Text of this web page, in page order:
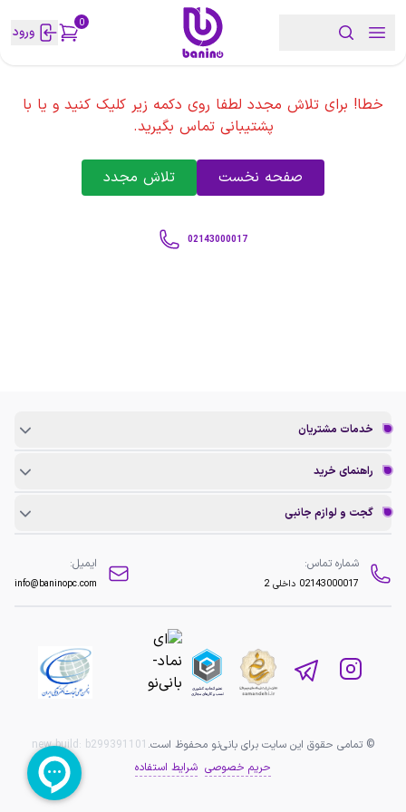
0 ورود
خطا! برای تلاش مجدد لطفا روی دکمه زیر کلیک کنید و یا با
پشتیبانی تماس بگیرید.
صفحه نخست تلاش مجدد
02143000017
خدمات مشتریان
راهنمای خرید
گجت و لوازم جانبی
شماره تماس:
02143000017 داخلی 2
ایمیل:
info@baninopc.com
© تمامی حقوق این سایت برای بانی‌نو محفوظ است. new build: b299391101
حریم خصوصی شرایط استفاده